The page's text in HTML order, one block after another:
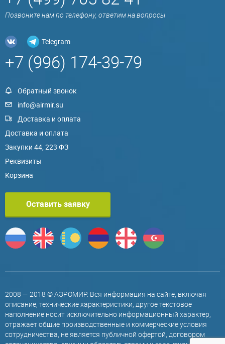
Позвоните нам по телефону, ответим на вопросы
Telegram
+7 (996) 174-39-79
Обратный звонок
info@airmir.su
Доставка и оплата
Доставка и оплата
Закупки 44, 223 ФЗ
Реквизиты
Корзина
Оставить заявку
2008 — 2018 © АЭРОМИР. Вся информация на сайте, включая
описание, технические характеристики, другое текстовое
наполнение носит исключительно информационный характер,
отражает общие производственные и коммерческие условия
сотрудничества, не является публичной офертой, договором